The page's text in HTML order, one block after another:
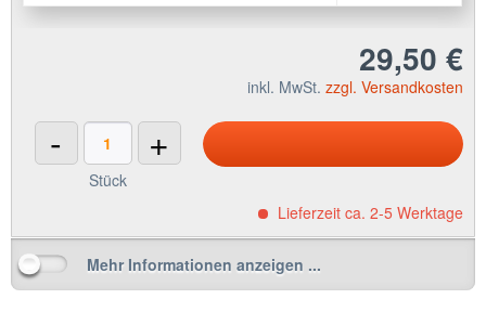
29,50 €
inkl. MwSt. zzgl. Versandkosten
- +
Stück
Lieferzeit ca. 2-5 Werktage
Mehr Informationen anzeigen ...